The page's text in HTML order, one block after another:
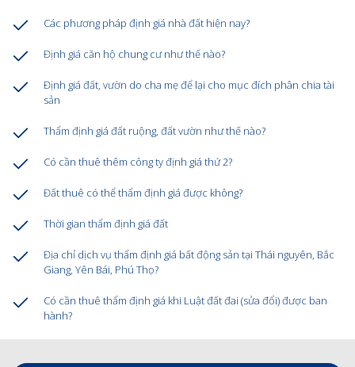
Các phương pháp định giá nhà đất hiện nay?
Định giá căn hộ chung cư như thế nào?
Định giá đất, vườn do cha mẹ để lại cho mục đích phân chia tài
sản
Thẩm định giá đất ruộng, đất vườn như thế nào?
Có cần thuê thêm công ty định giá thứ 2?
Đất thuê có thể thẩm định giá được không?
Thời gian thẩm định giá đất
Địa chỉ dịch vụ thẩm định giá bất động sản tại Thái nguyên, Bắc
Giang, Yên Bái, Phú Thọ?
Có cần thuê thẩm định giá khi Luật đất đai (sửa đổi) được ban
hành?